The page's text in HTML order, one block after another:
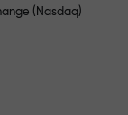
(Nasdaq)